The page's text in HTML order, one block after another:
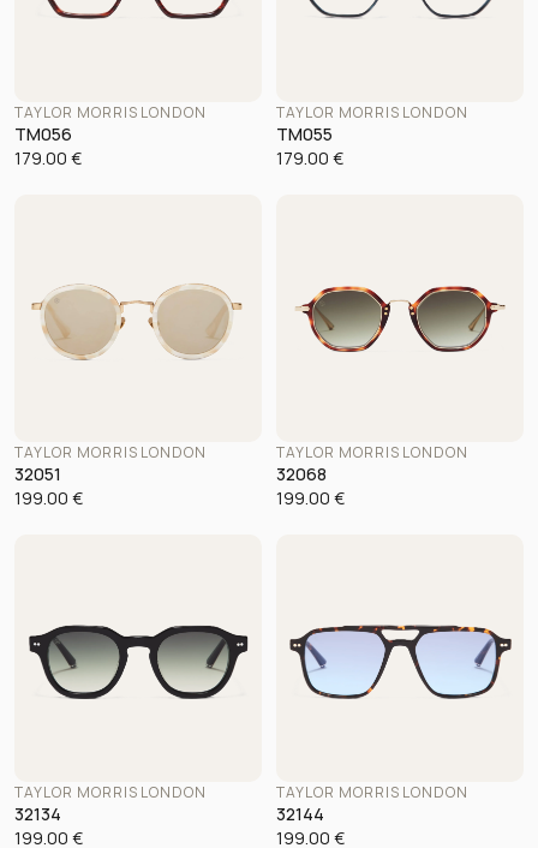
TAYLOR MORRIS LONDON
TM056
179.00 €
TAYLOR MORRIS LONDON
TM055
179.00 €
TAYLOR MORRIS LONDON
32051
199.00 €
TAYLOR MORRIS LONDON
32068
199.00 €
TAYLOR MORRIS LONDON
32134
199.00 €
TAYLOR MORRIS LONDON
32144
199.00 €